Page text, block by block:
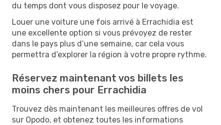
du temps dont vous disposez pour le voyage.
Louer une voiture une fois arrivé à Errachidia est
une excellente option si vous prévoyez de rester
dans le pays plus d’une semaine, car cela vous
permettra d’explorer la région à votre propre rythme.
Réservez maintenant vos billets les
moins chers pour Errachidia
Trouvez dès maintenant les meilleures offres de vol
sur Opodo, et obtenez toutes les informations